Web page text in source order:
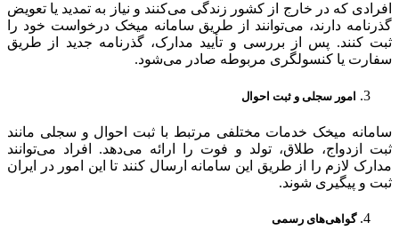
افرادی که در خارج از کشور زندگی می‌کنند و نیاز به تمدید یا تعویض
گذرنامه دارند، می‌توانند از طریق سامانه میخک درخواست خود را
ثبت کنند. پس از بررسی و تأیید مدارک، گذرنامه جدید از طریق
سفارت یا کنسولگری مربوطه صادر می‌شود.
امور سجلی و ثبت احوال
سامانه میخک خدمات مختلفی مرتبط با ثبت احوال و سجلی مانند
ثبت ازدواج، طلاق، تولد و فوت را ارائه می‌دهد. افراد می‌توانند
مدارک لازم را از طریق این سامانه ارسال کنند تا این امور در ایران
ثبت و پیگیری شوند.
گواهی‌های رسمی